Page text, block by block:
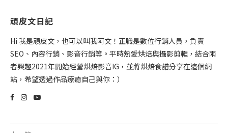
頑皮文日記
Hi 我是頑皮文，也可以叫我阿文！正職是數位行銷人員，負責
SEO、內容行銷、影音行銷等。平時熱愛烘焙與攝影剪輯，結合兩
者興趣2021年開始經營烘焙影音IG，並將烘焙食譜分享在這個網
站，希望透過作品療癒自己與你：）